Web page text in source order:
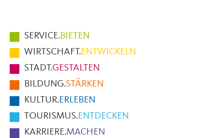
Hauptmenüpunkte
im
Fußbereich
der
Seite
SERVICE.BIETEN
WIRTSCHAFT.ENTWICKELN
STADT.GESTALTEN
BILDUNG.STÄRKEN
KULTUR.ERLEBEN
TOURISMUS.ENTDECKEN
KARRIERE.MACHEN